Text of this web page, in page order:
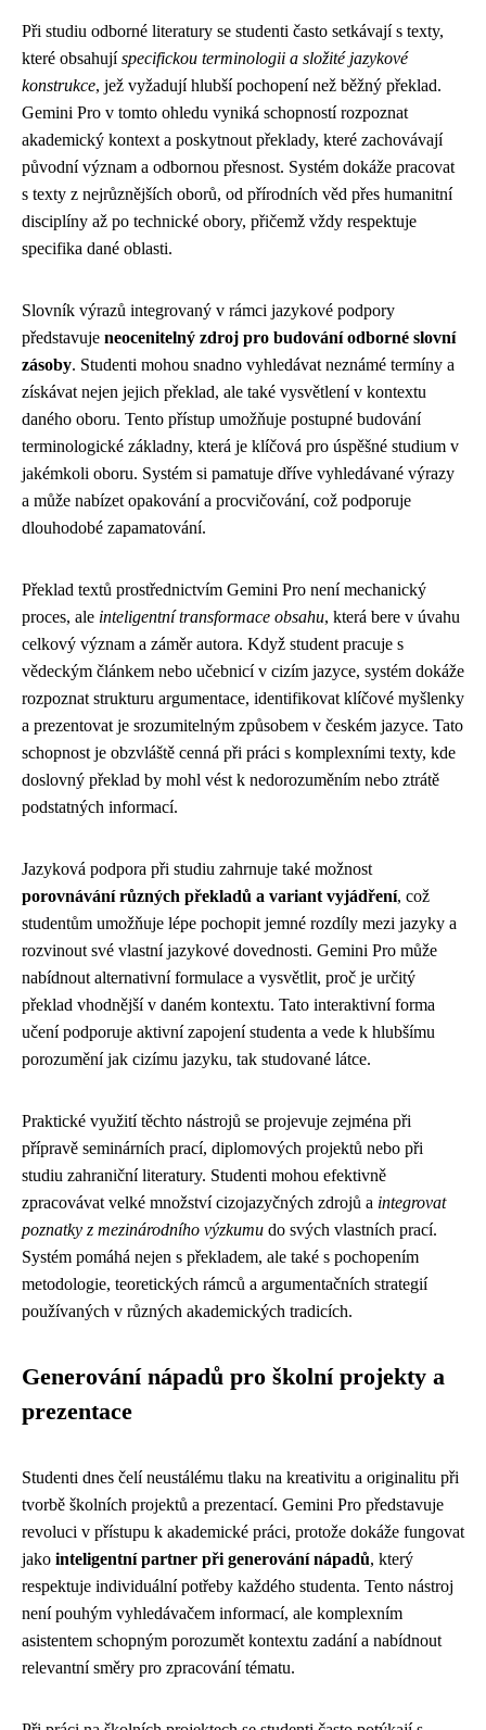
Při studiu odborné literatury se studenti často setkávají s texty,
které obsahujíspecifickou terminologii a složité jazykové
konstrukce, jež vyžadují hlubší pochopení než běžný překlad.
Gemini Pro v tomto ohledu vyniká schopností rozpoznat
akademický kontext a poskytnout překlady, které zachovávají
původní význam a odbornou přesnost. Systém dokáže pracovat
s texty z nejrůznějších oborů, od přírodních věd přes humanitní
disciplíny až po technické obory, přičemž vždy respektuje
specifika dané oblasti.
Slovník výrazů integrovaný v rámci jazykové podpory
představuje neocenitelný zdroj pro budování odborné slovní
zásoby. Studenti mohou snadno vyhledávat neznámé termíny a
získávat nejen jejich překlad, ale také vysvětlení v kontextu
daného oboru. Tento přístup umožňuje postupné budování
terminologické základny, která je klíčová pro úspěšné studium v
jakémkoli oboru. Systém si pamatuje dříve vyhledávané výrazy
a může nabízet opakování a procvičování, což podporuje
dlouhodobé zapamatování.
Překlad textů prostřednictvím Gemini Pro není mechanický
proces, ale inteligentní transformace obsahu, která bere v úvahu
celkový význam a záměr autora. Když student pracuje s
vědeckým článkem nebo učebnicí v cizím jazyce, systém dokáže
rozpoznat strukturu argumentace, identifikovat klíčové myšlenky
a prezentovat je srozumitelným způsobem v českém jazyce. Tato
schopnost je obzvláště cenná při práci s komplexními texty, kde
doslovný překlad by mohl vést k nedorozuměním nebo ztrátě
podstatných informací.
Jazyková podpora při studiu zahrnuje také možnost
porovnávání různých překladů a variant vyjádření, což
studentům umožňuje lépe pochopit jemné rozdíly mezi jazyky a
rozvinout své vlastní jazykové dovednosti. Gemini Pro může
nabídnout alternativní formulace a vysvětlit, proč je určitý
překlad vhodnější v daném kontextu. Tato interaktivní forma
učení podporuje aktivní zapojení studenta a vede k hlubšímu
porozumění jak cizímu jazyku, tak studované látce.
Praktické využití těchto nástrojů se projevuje zejména při
přípravě seminárních prací, diplomových projektů nebo při
studiu zahraniční literatury. Studenti mohou efektivně
zpracovávat velké množství cizojazyčných zdrojů a integrovat
poznatky z mezinárodního výzkumu do svých vlastních prací.
Systém pomáhá nejen s překladem, ale také s pochopením
metodologie, teoretických rámců a argumentačních strategií
používaných v různých akademických tradicích.
Generování nápadů pro školní projekty a
prezentace
Studenti dnes čelí neustálému tlaku na kreativitu a originalitu při
tvorbě školních projektů a prezentací. Gemini Pro představuje
revoluci v přístupu k akademické práci, protože dokáže fungovat
jako inteligentní partner při generování nápadů, který
respektuje individuální potřeby každého studenta. Tento nástroj
není pouhým vyhledávačem informací, ale komplexním
asistentem schopným porozumět kontextu zadání a nabídnout
relevantní směry pro zpracování tématu.